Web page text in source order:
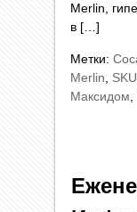
Merlin,
в […]
Метки:
Merlin
SKU
Максидом